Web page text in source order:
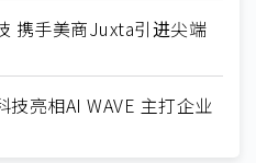
携手美商Juxta引进尖端
亮相AI WAVE 主打企业